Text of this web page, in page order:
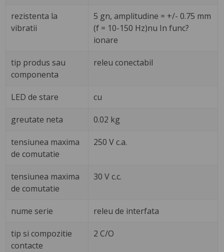
rezistenta la
vibratii
5 gn, amplitudine = +/- 0.75 mm
(f = 10-150 Hz)nu In func?
ionare
tip produs sau
componenta
releu conectabil
LED de stare cu
greutate neta 0.02 kg
tensiunea maxima
de comutatie
250 V c.a.
tensiunea maxima
de comutatie
30 V c.c.
nume serie releu de interfata
tip si compozitie
contacte
2 C/O